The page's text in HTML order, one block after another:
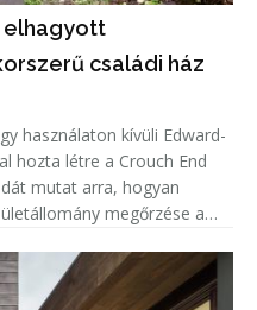
elhagyott
családi ház
használaton kívüli Edward-
hozta létre a Crouch End
mutat arra, hogyan
megőrzése a